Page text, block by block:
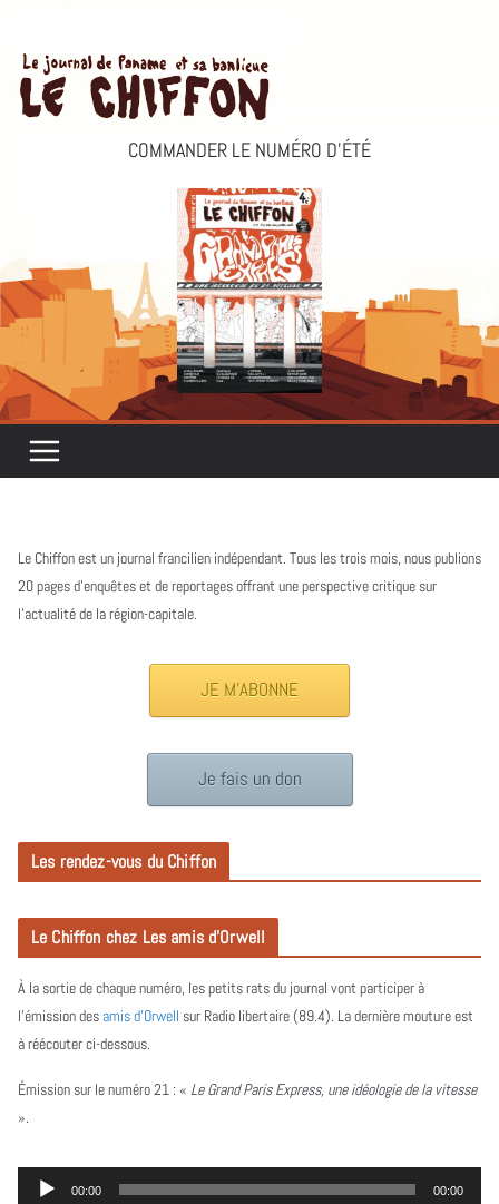
contenu
COMMANDER LE NUMÉRO D’ÉTÉ
Le Chiffon est un journal francilien indépendant. Tous les trois mois, nous publions
20 pages d’enquêtes et de reportages offrant une perspective critique sur
l’actualité de la région-capitale.
JE M'ABONNE
Je fais un don
Les rendez-vous du Chiffon
Le Chiffon chez Les amis d’Orwell
À la sortie de chaque numéro, les petits rats du journal vont participer à
l’émission des amis d’Orwell sur Radio libertaire (89.4). La dernière mouture est
à réécouter ci-dessous.
Émission sur le numéro 21 : « Le Grand Paris Express, une idéologie de la vitesse
».
00:00 00:00